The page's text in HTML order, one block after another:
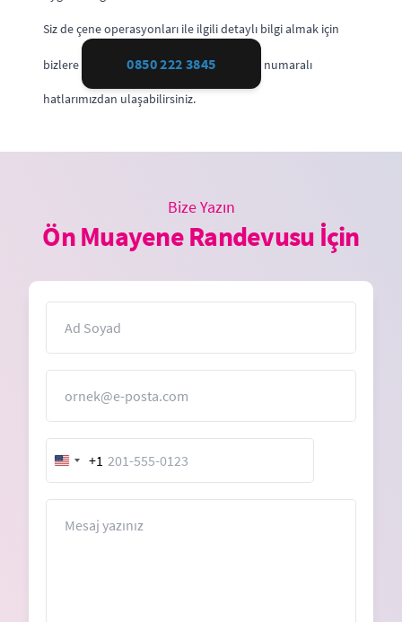
Siz de çene operasyonları ile ilgili detaylı bilgi almak için
bizlere 0850 222 3845 numaralı
hatlarımızdan ulaşabilirsiniz.
Bize Yazın
Ön Muayene Randevusu İçin
United
States
+1